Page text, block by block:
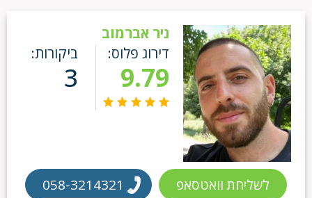
ניר אברמוב
דירוג פלוס:
9.79
ביקורות:
3
לשליחת וואטסאפ 058-3214321